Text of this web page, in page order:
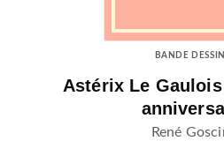
BANDE
Astérix Le
René